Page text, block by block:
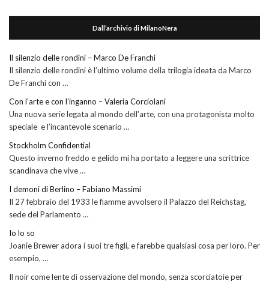
Dall’archivio di MilanoNera
Il silenzio delle rondini – Marco De Franchi
Il silenzio delle rondini è l’ultimo volume della trilogia ideata da Marco
De Franchi con …
Con l’arte e con l’inganno – Valeria Corciolani
Una nuova serie legata al mondo dell’arte, con una protagonista molto
speciale e l’incantevole scenario …
Stockholm Confidential
Questo inverno freddo e gelido mi ha portato a leggere una scrittrice
scandinava che vive …
I demoni di Berlino – Fabiano Massimi
Il 27 febbraio del 1933 le fiamme avvolsero il Palazzo del Reichstag,
sede del Parlamento …
Io lo so
Joanie Brewer adora i suoi tre figli, e farebbe qualsiasi cosa per loro. Per
esempio, …
Il noir come lente di osservazione del mondo, senza scorciatoie per